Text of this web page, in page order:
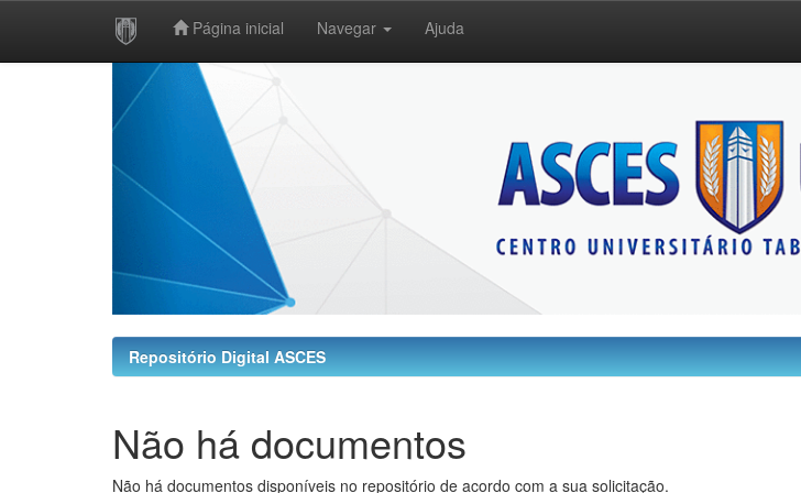
Skip
Página inicial Navegar Ajuda
Repositório Digital ASCES
Não há documentos
Não há documentos disponíveis no repositório de acordo com a sua solicitação.